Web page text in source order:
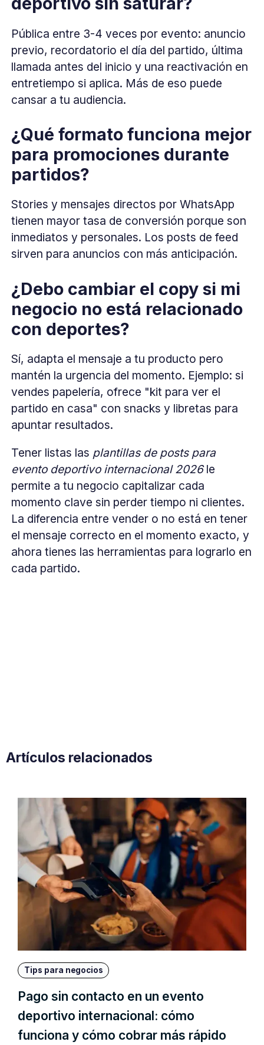
Pública entre 3-4 veces por evento: anuncio
previo, recordatorio el día del partido, última
llamada antes del inicio y una reactivación en
entretiempo si aplica. Más de eso puede
cansar a tu audiencia.
¿Qué formato funciona mejor
para promociones durante
partidos?
Stories y mensajes directos por WhatsApp
tienen mayor tasa de conversión porque son
inmediatos y personales. Los posts de feed
sirven para anuncios con más anticipación.
¿Debo cambiar el copy si mi
negocio no está relacionado
con deportes?
Sí, adapta el mensaje a tu producto pero
mantén la urgencia del momento. Ejemplo: si
vendes papelería, ofrece "kit para ver el
partido en casa" con snacks y libretas para
apuntar resultados.
Tener listas las plantillas de posts para
evento deportivo internacional 2026le
permite a tu negocio capitalizar cada
momento clave sin perder tiempo ni clientes.
La diferencia entre vender o no está en tener
el mensaje correcto en el momento exacto, y
ahora tienes las herramientas para lograrlo en
cada partido.
Artículos relacionados
Tips para negocios
Pago sin contacto en un evento
deportivo internacional: cómo
funciona y cómo cobrar más rápido